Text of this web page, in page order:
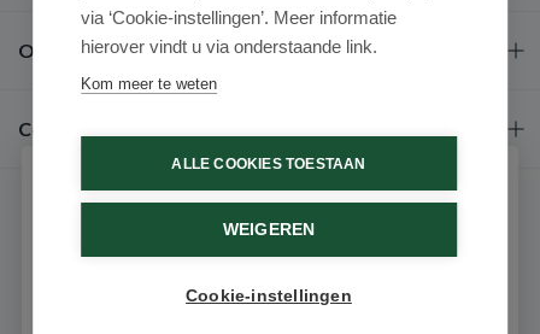
Over ons
Contact
9.6 / 10 (531 beoordelingen)
via ‘Cookie-instellingen’. Meer informatie
hierover vindt u via onderstaande link.
Kom meer te weten
ALLE COOKIES TOESTAAN
WEIGEREN
Cookie-instellingen
Schrijf je in voor onze nieuwsbrief
Ontvang als eerste de beste aanbiedingen en persoonlijk
advies